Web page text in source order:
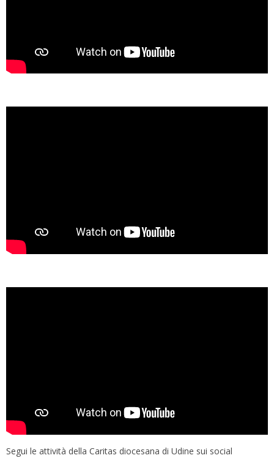
Segui le attività della Caritas diocesana di Udine sui social